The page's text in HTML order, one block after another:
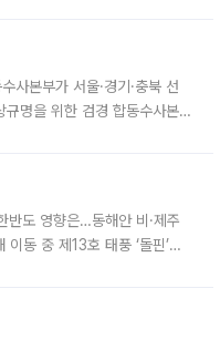
사본부가 서울·경기·충북 선
명을 위한 검경 합동수사본
반도 영향은…동해안 비·제주
동 중 제13호 태풍 ‘돌핀’이